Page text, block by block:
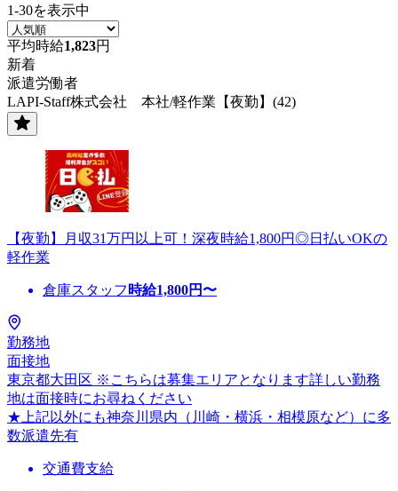
1-30を表示中
平均時給1,823円
新着
派遣労働者
LAPI-Staff株式会社 本社/軽作業【夜勤】(42)
【夜勤】月収31万円以上可！深夜時給1,800円◎日払いOKの
軽作業
倉庫スタッフ 時給1,800円〜
勤務地
面接地
東京都大田区 ※こちらは募集エリアとなります詳しい勤務
地は面接時にお尋ねください
★上記以外にも神奈川県内（川崎・横浜・相模原など）に多
数派遣先有
交通費支給